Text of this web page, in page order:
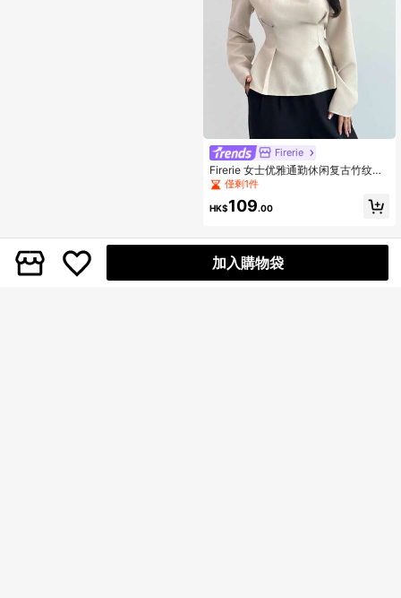
Firerie
Firerie 女士优雅通勤休闲复古竹纹立
领长袖收腰褶裥设计修身衬衫，秋冬
新款女士衬衫，优雅女式衬衫，春季
女装
僅剩1件
HK$109.00
加入購物袋